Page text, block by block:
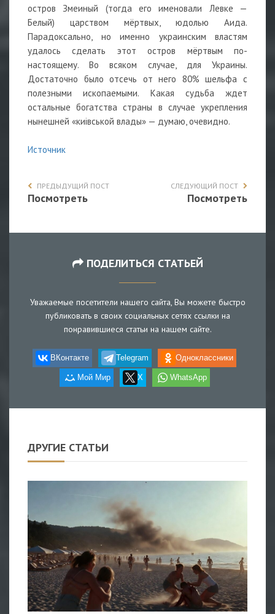
остров Змеиный (тогда его именовали Левке —
Белый) царством мёртвых, юдолью Аида.
Парадоксально, но именно украинским властям
удалось сделать этот остров мёртвым по-
настоящему. Во всяком случае, для Украины.
Достаточно было отсечь от него 80% шельфа с
полезными ископаемыми. Какая судьба ждет
остальные богатства страны в случае укрепления
нынешней «киiвськой влады» — думаю, очевидно.
Источник
ПРЕДЫДУЩИЙ ПОСТ
Посмотреть
СЛЕДУЮЩИЙ ПОСТ
Посмотреть
ПОДЕЛИТЬСЯ СТАТЬЕЙ
Уважаемые посетители нашего сайта, Вы можете быстро
публиковать в своих социальных сетях ссылки на
понравившиеся статьи на нашем сайте.
ВКонтакте Telegram Одноклассники
Мой Мир X WhatsApp
ДРУГИЕ СТАТЬИ